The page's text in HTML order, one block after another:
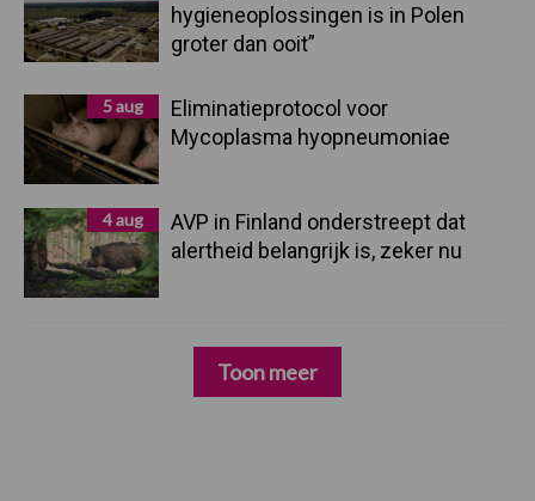
hygieneoplossingen is in Polen
groter dan ooit”
5 aug
Eliminatieprotocol voor
Mycoplasma hyopneumoniae
4 aug
AVP in Finland onderstreept dat
alertheid belangrijk is, zeker nu
Toon meer